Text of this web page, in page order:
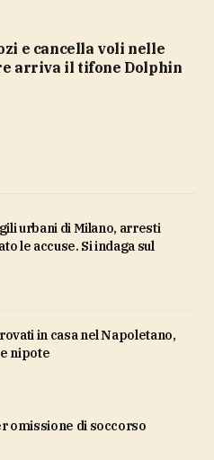
arriva il tifone Dolphin
le accuse. Si indaga sul
nipote
omissione di soccorso